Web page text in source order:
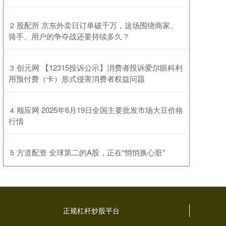
2 ​股配所 京东外卖日订单破千万，这场围绕商家、
骑手、用户的争夺战还要持续多久？
3 ​创元网 【12315投诉公示】消费者投诉爱尔眼科利
用预付费（卡）形式侵害消费者权益问题
4 ​顺应网 2025年6月19日全国主要批发市场大豆价格
行情
5 ​方道配资 全球第二的A股，正在“悄悄换心脏”
正规杠杆炒股平台